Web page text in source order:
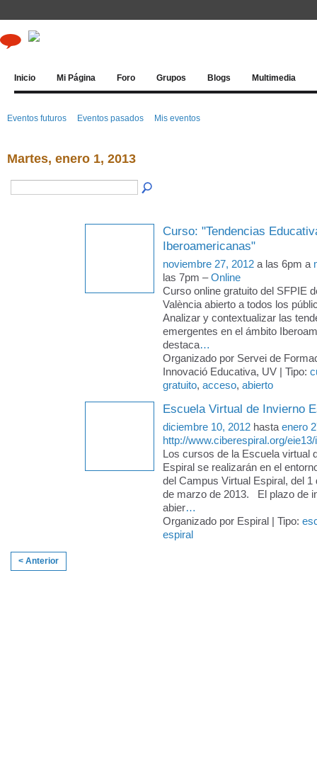
Inicio Mi Página Foro Grupos Blogs Multimedia
Eventos futuros Eventos pasados Mis eventos
Martes, enero 1, 2013
Curso: "Tendencias
Iberoamericanas"
noviembre 27, 2012 a las 6pm a
las 7pm –Online
Curso online gratuito del SFPIE
València abierto a todos los
Analizar y contextualizar las
emergentes en el ámbito
destaca…
Organizado por Servei de
Innovació Educativa, UV | Tipo:
gratuito, acceso, abierto
Escuela Virtual de Invierno
diciembre 10, 2012 hasta enero
http://www.ciberespiral.org/
Los cursos de la Escuela virtual
Espiral se realizarán en el
del Campus Virtual Espiral, del 1
de marzo de 2013. El plazo de
abier…
Organizado por Espiral | Tipo:
espiral
< Anterior